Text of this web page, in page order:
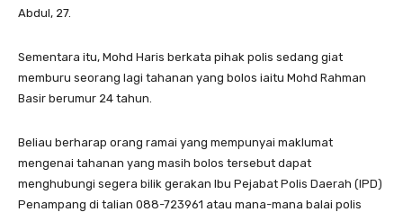
Abdul, 27.
Sementara itu, Mohd Haris berkata pihak polis sedang giat
memburu seorang lagi tahanan yang bolos iaitu Mohd Rahman
Basir berumur 24 tahun.
Beliau berharap orang ramai yang mempunyai maklumat
mengenai tahanan yang masih bolos tersebut dapat
menghubungi segera bilik gerakan Ibu Pejabat Polis Daerah (IPD)
Penampang di talian 088-723961 atau mana-mana balai polis